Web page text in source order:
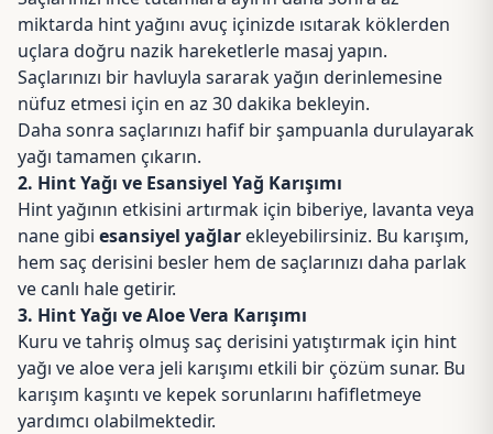
miktarda hint yağını avuç içinizde ısıtarak köklerden
uçlara doğru nazik hareketlerle masaj yapın.
Saçlarınızı bir havluyla sararak yağın derinlemesine
nüfuz etmesi için en az 30 dakika bekleyin.
Daha sonra saçlarınızı hafif bir şampuanla durulayarak
yağı tamamen çıkarın.
2. Hint Yağı ve Esansiyel Yağ Karışımı
Hint yağının etkisini artırmak için biberiye, lavanta veya
nane gibi esansiyel yağlar ekleyebilirsiniz. Bu karışım,
hem saç derisini besler hem de saçlarınızı daha parlak
ve canlı hale getirir.
3. Hint Yağı veAloe Vera Karışımı
Kuru ve tahriş olmuş saç derisini yatıştırmak için hint
yağı ve aloe vera jeli karışımı etkili bir çözüm sunar. Bu
karışım kaşıntı ve kepek sorunlarını hafifletmeye
yardımcı olabilmektedir.